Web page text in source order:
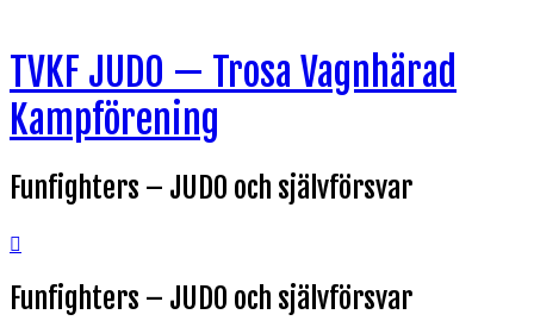
till
innehåll
TVKF JUDO — Trosa Vagnhärad
Kampförening
Funfighters – JUDO och självförsvar
Funfighters – JUDO och självförsvar